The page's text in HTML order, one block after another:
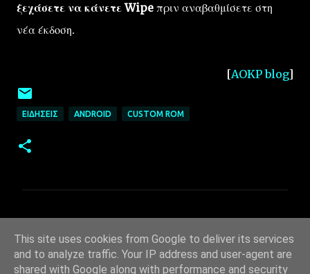
ξεχάσετε να κάνετε Wipe πριν αναβαθμίσετε στη
νέα έκδοση.
[AOKP blog]
ΕΙΔΉΣΕΙΣ ANDROID CUSTOM ROM
χ
ό
λ
This site uses cookies from Google to deliver its services
and to analyze traffic. Your IP address and user-agent are
shared with Google along with performance and security